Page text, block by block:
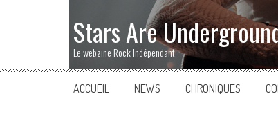
Stars Are
Le webzine Rock Indépendant
ACCUEIL NEWS CHRONIQUES